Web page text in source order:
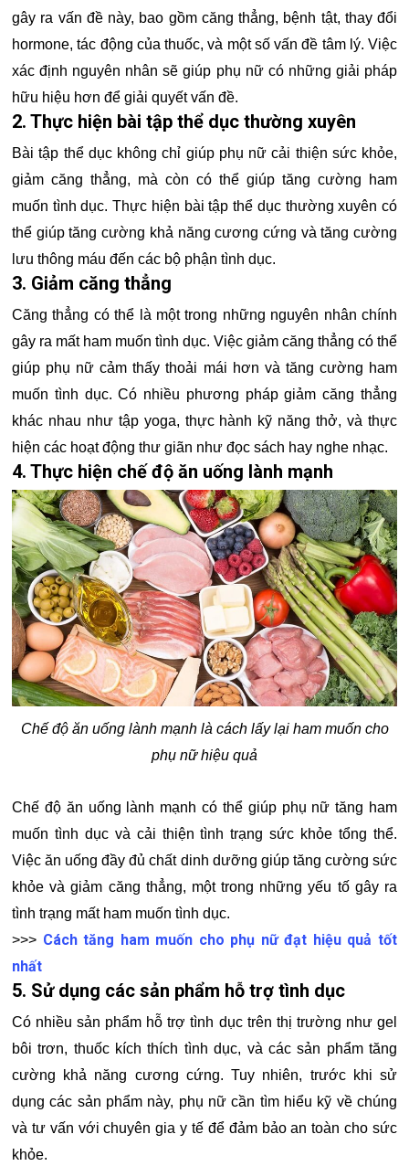
gây ra vấn đề này, bao gồm căng thẳng, bệnh tật, thay đổi
hormone, tác động của thuốc, và một số vấn đề tâm lý. Việc
xác định nguyên nhân sẽ giúp phụ nữ có những giải pháp
hữu hiệu hơn để giải quyết vấn đề.
2. Thực hiện bài tập thể dục thường xuyên
Bài tập thể dục không chỉ giúp phụ nữ cải thiện sức khỏe,
giảm căng thẳng, mà còn có thể giúp tăng cường ham
muốn tình dục. Thực hiện bài tập thể dục thường xuyên có
thể giúp tăng cường khả năng cương cứng và tăng cường
lưu thông máu đến các bộ phận tình dục.
3. Giảm căng thẳng
Căng thẳng có thể là một trong những nguyên nhân chính
gây ra mất ham muốn tình dục. Việc giảm căng thẳng có thể
giúp phụ nữ cảm thấy thoải mái hơn và tăng cường ham
muốn tình dục. Có nhiều phương pháp giảm căng thẳng
khác nhau như tập yoga, thực hành kỹ năng thở, và thực
hiện các hoạt động thư giãn như đọc sách hay nghe nhạc.
4. Thực hiện chế độ ăn uống lành mạnh
Chế độ ăn uống lành mạnh là cách lấy lại ham muốn cho
phụ nữ hiệu quả
Chế độ ăn uống lành mạnh có thể giúp phụ nữ tăng ham
muốn tình dục và cải thiện tình trạng sức khỏe tổng thể.
Việc ăn uống đầy đủ chất dinh dưỡng giúp tăng cường sức
khỏe và giảm căng thẳng, một trong những yếu tố gây ra
tình trạng mất ham muốn tình dục.
>>> Cách tăng ham muốn cho phụ nữ đạt hiệu quả tốt
nhất
5. Sử dụng các sản phẩm hỗ trợ tình dục
Có nhiều sản phẩm hỗ trợ tình dục trên thị trường như gel
bôi trơn, thuốc kích thích tình dục, và các sản phẩm tăng
cường khả năng cương cứng. Tuy nhiên, trước khi sử
dụng các sản phẩm này, phụ nữ cần tìm hiểu kỹ về chúng
và tư vấn với chuyên gia y tế để đảm bảo an toàn cho sức
khỏe.